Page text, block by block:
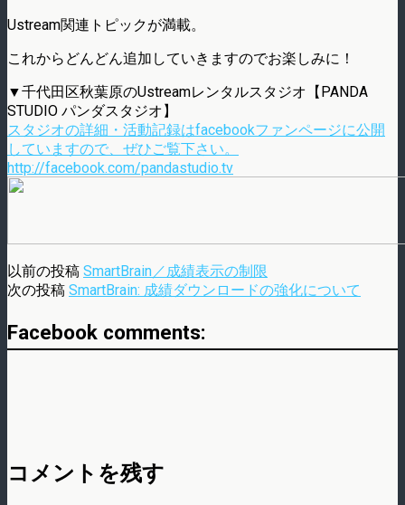
Ustream関連トピックが満載。
これからどんどん追加していきますのでお楽しみに！
▼千代田区秋葉原のUstreamレンタルスタジオ【PANDA
STUDIO パンダスタジオ】
スタジオの詳細・活動記録はfacebookファンページに公開
していますので、ぜひご覧下さい。
http://facebook.com/pandastudio.tv
以前の投稿 SmartBrain／成績表示の制限
次の投稿 SmartBrain: 成績ダウンロードの強化について
Facebook comments:
コメントを残す